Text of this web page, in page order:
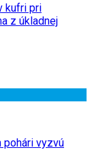
kufri pri
z úkladnej
pohári vyzvú